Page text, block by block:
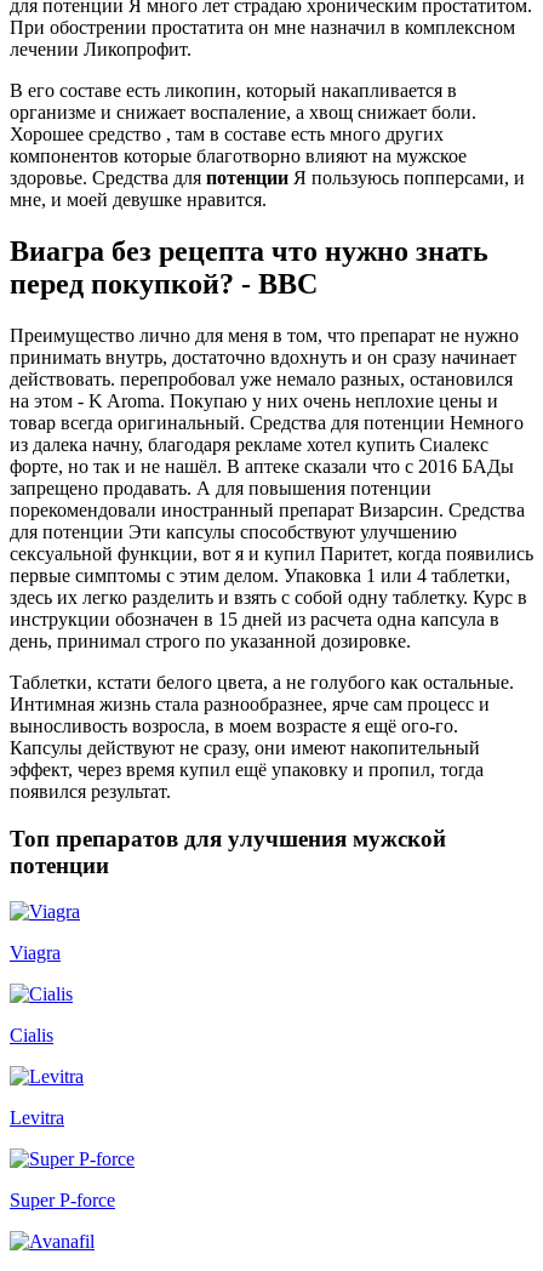
для потенции Я много лет страдаю хроническим простатитом.
При обострении простатита он мне назначил в комплексном
лечении Ликопрофит.
В его составе есть ликопин, который накапливается в
организме и снижает воспаление, а хвощ снижает боли.
Хорошее средство , там в составе есть много других
компонентов которые благотворно влияют на мужское
здоровье. Средства для потенции Я пользуюсь попперсами, и
мне, и моей девушке нравится.
Виагра без рецепта что нужно знать
перед покупкой? - BBC
Преимущество лично для меня в том, что препарат не нужно
принимать внутрь, достаточно вдохнуть и он сразу начинает
действовать. перепробовал уже немало разных, остановился
на этом - K Aroma. Покупаю у них очень неплохие цены и
товар всегда оригинальный. Средства для потенции Немного
из далека начну, благодаря рекламе хотел купить Сиалекс
форте, но так и не нашёл. В аптеке сказали что с 2016 БАДы
запрещено продавать. А для повышения потенции
порекомендовали иностранный препарат Визарсин. Средства
для потенции Эти капсулы способствуют улучшению
сексуальной функции, вот я и купил Паритет, когда появились
первые симптомы с этим делом. Упаковка 1 или 4 таблетки,
здесь их легко разделить и взять с собой одну таблетку. Курс в
инструкции обозначен в 15 дней из расчета одна капсула в
день, принимал строго по указанной дозировке.
Таблетки, кстати белого цвета, а не голубого как остальные.
Интимная жизнь стала разнообразнее, ярче сам процесс и
выносливость возросла, в моем возрасте я ещё ого-го.
Капсулы действуют не сразу, они имеют накопительный
эффект, через время купил ещё упаковку и пропил, тогда
появился результат.
Топ препаратов для улучшения мужской
потенции
Viagra
Cialis
Levitra
Super P-force